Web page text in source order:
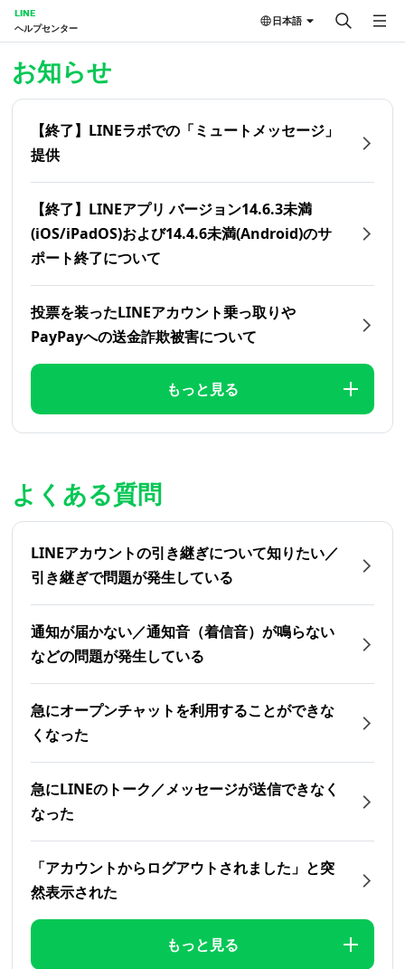
LINE
ヘルプセンター
日本語
お知らせ
【終了】LINEラボでの「ミュートメッセージ」
提供
【終了】LINEアプリ バージョン14.6.3未満
(iOS/iPadOS)および14.4.6未満(Android)のサ
ポート終了について
投票を装ったLINEアカウント乗っ取りや
PayPayへの送金詐欺被害について
もっと見る
よくある質問
LINEアカウントの引き継ぎについて知りたい／
引き継ぎで問題が発生している
通知が届かない／通知音（着信音）が鳴らない
などの問題が発生している
急にオープンチャットを利用することができな
くなった
急にLINEのトーク／メッセージが送信できなく
なった
「アカウントからログアウトされました」と突
然表示された
もっと見る